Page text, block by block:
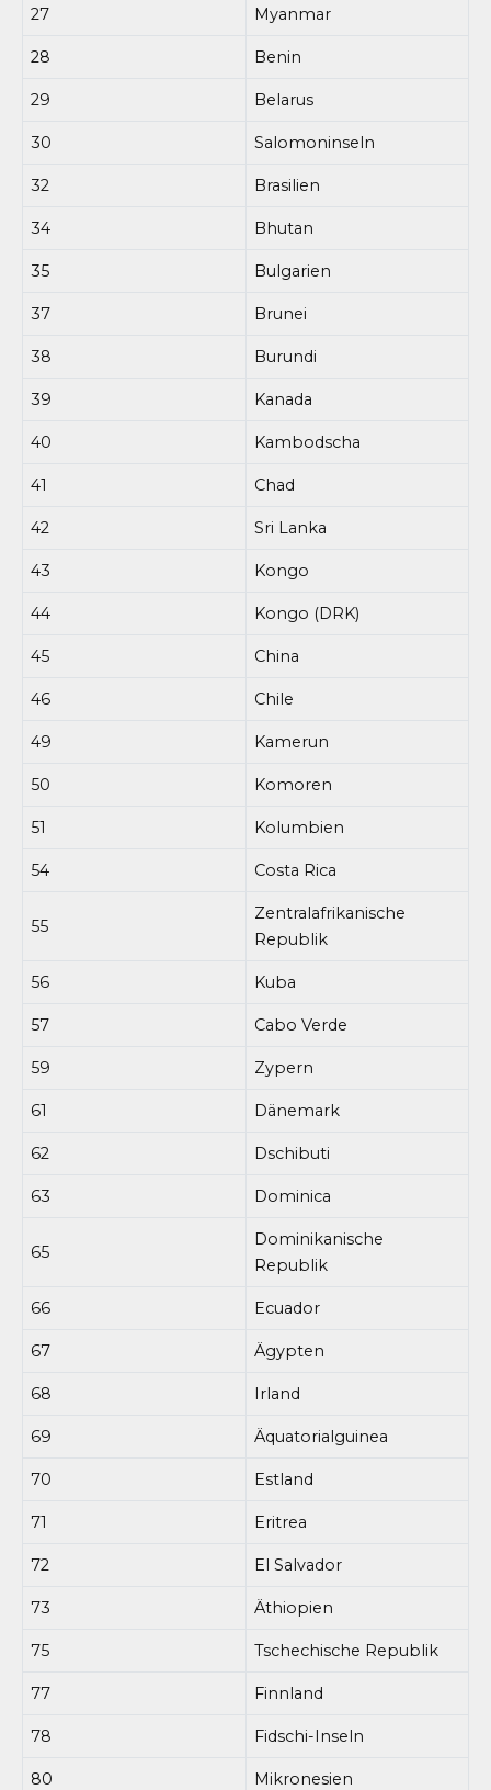
27 Myanmar
28 Benin
29 Belarus
30 Salomoninseln
32 Brasilien
34 Bhutan
35 Bulgarien
37 Brunei
38 Burundi
39 Kanada
40 Kambodscha
41 Chad
42 Sri Lanka
43 Kongo
44 Kongo (DRK)
45 China
46 Chile
49 Kamerun
50 Komoren
51 Kolumbien
54 Costa Rica
55
Zentralafrikanische
Republik
56 Kuba
57 Cabo Verde
59 Zypern
61 Dänemark
62 Dschibuti
63 Dominica
65
Dominikanische
Republik
66 Ecuador
67 Ägypten
68 Irland
69 Äquatorialguinea
70 Estland
71 Eritrea
72 El Salvador
73 Äthiopien
75 Tschechische Republik
77 Finnland
78 Fidschi-Inseln
80 Mikronesien